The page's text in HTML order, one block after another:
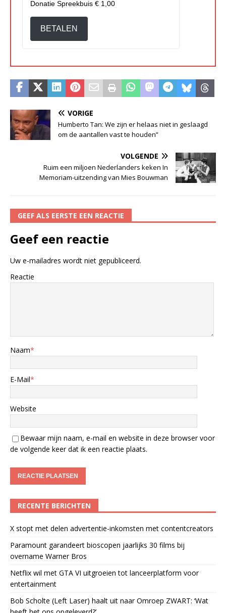
Donatie Spreekbuis € 1,00
BETALEN
VORIGE
Humberto Tan: We zijn er helaas niet in geslaagd
om de aantallen vast te houden”
VOLGENDE
Ruim een miljoen Nederlanders keken In
Memoriam-uitzending van Mies Bouwman
GEEF ALS EERSTE EEN REACTIE
Geef een reactie
Uw e-mailadres wordt niet gepubliceerd.
Reactie
Naam*
E-Mail*
Website
Bewaar mijn naam, e-mail en website in deze browser voor
de volgende keer dat ik een reactie plaats.
RECENTE BERICHTEN
X stopt met delen advertentie-inkomsten met contentcreators
Paramount garandeert bioscopen jaarlijks 30 films bij
overname Warner Bros
Netflix wil met GTA VI uitgroeien tot lanceerplatform voor
entertainment
Bob Scholte (Left Laser) haalt uit naar Omroep ZWART: ‘Wat